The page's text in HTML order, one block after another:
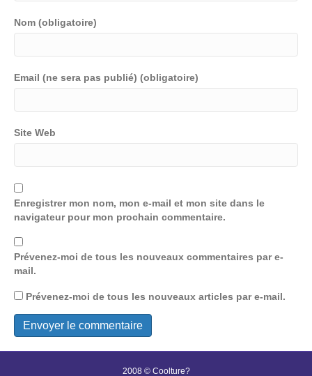
Nom (obligatoire)
Email (ne sera pas publié) (obligatoire)
Site Web
Enregistrer mon nom, mon e-mail et mon site dans le
navigateur pour mon prochain commentaire.
Prévenez-moi de tous les nouveaux commentaires par e-
mail.
Prévenez-moi de tous les nouveaux articles par e-mail.
2008 © Coolture?